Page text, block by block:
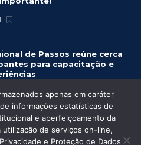
de Passos reúne cerca
para capacitação e
apenas em caráter
informações estatísticas de
e aperfeiçoamento da
de serviços on-line,
e Proteção de Dados